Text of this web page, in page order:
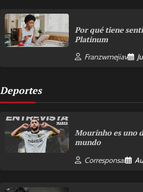
Por qué tiene
Platinum
Franzwmejiav
Deportes
Mourinho es uno
mundo
Corresponsal